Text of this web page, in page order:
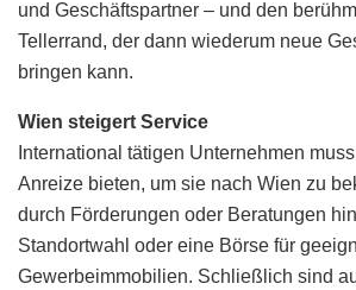
und Geschäftspartner – und den
Tellerrand, der dann wiederum neue
bringen kann.
Wien steigert Service
International tätigen Unternehmen
Anreize bieten, um sie nach Wien zu
durch Förderungen oder Beratungen
Standortwahl oder eine Börse für
Gewerbeimmobilien. Schließlich sind